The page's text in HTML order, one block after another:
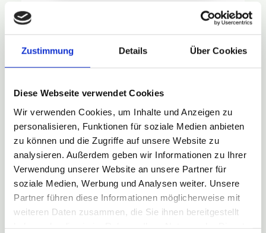
Zustimmung Details Über Cookies
Diese Webseite verwendet Cookies
Wir verwenden Cookies, um Inhalte und Anzeigen zu
personalisieren, Funktionen für soziale Medien anbieten
zu können und die Zugriffe auf unsere Website zu
analysieren. Außerdem geben wir Informationen zu Ihrer
Verwendung unserer Website an unsere Partner für
soziale Medien, Werbung und Analysen weiter. Unsere
Partner führen diese Informationen möglicherweise mit
weiteren Daten zusammen, die Sie ihnen bereitgestellt
Elektrotherapie
Zur Behandlung von Schmerzen,
Missempfindungen sowie zur Kräftigung
schwacher Muskulatur
MEHR ERFAHREN